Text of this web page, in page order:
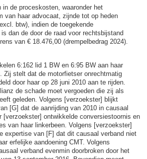
in de proceskosten, waaronder het
van haar advocaat, zijnde tot op heden
btw), indien de toegekende
dan de door de raad voor rechtsbijstand
van € 18.476,00 (drempelbedrag 2024).
6:162 lid 1 BW en 6:95 BW aan haar
Zij stelt dat de motorfietser onrechtmatig
door haar op 28 juni 2010 aan te rijden.
de schade moet vergoeden die zij als
geleden. Volgens [verzoekster] blijkt
[G] dat de aanrijding van 2010 in causaal
[verzoekster] ontwikkelde conversiestoornis en
van haar linkerbeen. Volgens [verzoekster]
expertise van [F] dat dit causaal verband niet
erfelijke aandoening CMT. Volgens
verband evenmin doorbroken door het